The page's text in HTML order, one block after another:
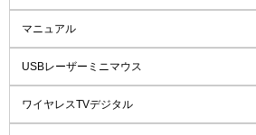
マニュアル
USBレーザーミニマウス
ワイヤレスTVデジタル